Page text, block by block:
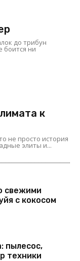
до трибун
боится ни
к
не просто история
элиты и...
свежими
с кокосом
пылесос,
техники